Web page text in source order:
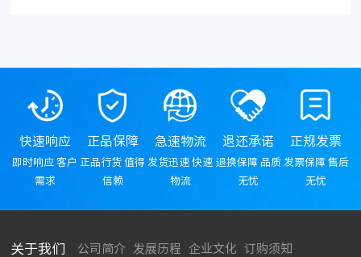
快速响应
即时响应 客户
需求
正品保障
正品行货 值得
信赖
急速物流
发货迅速 快速
物流
退还承诺
退换保障 品质
无忧
正规发票
发票保障 售后
无忧
关于我们 公司简介 发展历程 企业文化 订购须知